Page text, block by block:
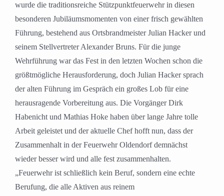
wurde die traditionsreiche Stützpunktfeuerwehr in diesen
besonderen Jubiläumsmomenten von einer frisch gewählten
Führung, bestehend aus Ortsbrandmeister Julian Hacker und
seinem Stellvertreter Alexander Bruns. Für die junge
Wehrführung war das Fest in den letzten Wochen schon die
größtmögliche Herausforderung, doch Julian Hacker sprach
der alten Führung im Gespräch ein großes Lob für eine
herausragende Vorbereitung aus. Die Vorgänger Dirk
Habenicht und Mathias Hoke haben über lange Jahre tolle
Arbeit geleistet und der aktuelle Chef hofft nun, dass der
Zusammenhalt in der Feuerwehr Oldendorf demnächst
wieder besser wird und alle fest zusammenhalten.
„Feuerwehr ist schließlich kein Beruf, sondern eine echte
Berufung, die alle Aktiven aus reinem